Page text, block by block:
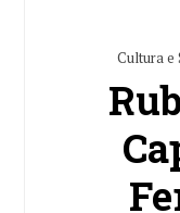
Cultura e